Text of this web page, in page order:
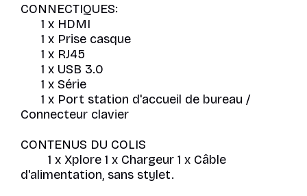
CONNECTIQUES:
1 x HDMI
1 x Prise casque
1 x RJ45
1 x USB 3.0
1 x Série
1 x Port station d'accueil de bureau /
Connecteur clavier
CONTENUS DU COLIS
1 x Xplore 1 x Chargeur 1 x Câble
d'alimentation, sans stylet.